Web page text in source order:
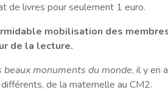
de livres pour seulement 1 euro.
mobilisation des
de la lecture.
beaux monuments du monde, il y en
de la maternelle au CM2.